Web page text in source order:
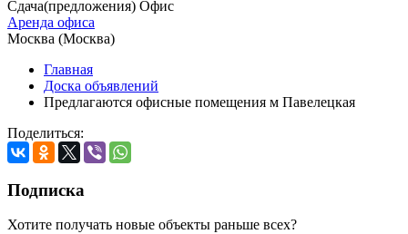
Сдача(предложения) Офис
Аренда офиса
Москва (Москва)
Главная
Доска объявлений
Предлагаются офисные помещения м Павелецкая
Поделиться:
Подписка
Хотите получать новые объекты раньше всех?